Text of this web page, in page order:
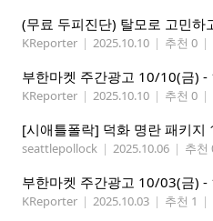
(무료 두피진단) 탈모로 고민하
KReporter | 2025.10.10 | 추천 0 |
부한마켓 주간광고 10/10(금)
KReporter | 2025.10.10 | 추천 0 |
[시애틀폴락] 덕화 명란 패키지
seattlepollock | 2025.10.06 | 추천
부한마켓 주간광고 10/03(금)
KReporter | 2025.10.03 | 추천 1 |